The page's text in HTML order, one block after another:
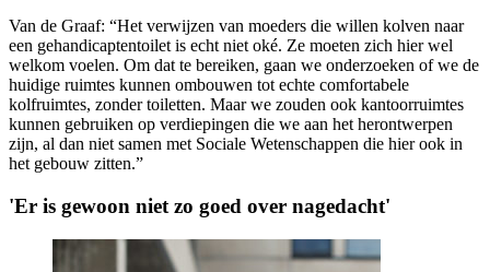
Van de Graaf: “Het verwijzen van moeders die willen kolven naar
een gehandicaptentoilet is echt niet oké. Ze moeten zich hier wel
welkom voelen. Om dat te bereiken, gaan we onderzoeken of we de
huidige ruimtes kunnen ombouwen tot echte comfortabele
kolfruimtes, zonder toiletten. Maar we zouden ook kantoorruimtes
kunnen gebruiken op verdiepingen die we aan het herontwerpen
zijn, al dan niet samen met Sociale Wetenschappen die hier ook in
het gebouw zitten.”
'Er is gewoon niet zo goed over nagedacht'